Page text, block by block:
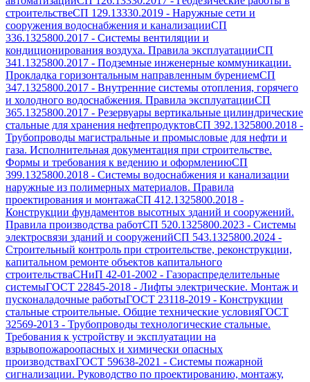
строительствеСП 129.13330.2019 - Наружные сети и
сооружения водоснабжения и канализацииСП
336.1325800.2017 - Системы вентиляции и
кондиционирования воздуха. Правила эксплуатацииСП
341.1325800.2017 - Подземные инженерные коммуникации.
Прокладка горизонтальным направленным бурениемСП
347.1325800.2017 - Внутренние системы отопления, горячего
и холодного водоснабжения. Правила эксплуатацииСП
365.1325800.2017 - Резервуары вертикальные цилиндрические
стальные для хранения нефтепродуктовСП 392.1325800.2018 -
Трубопроводы магистральные и промысловые для нефти и
газа. Исполнительная документация при строительстве.
Формы и требования к ведению и оформлениюСП
399.1325800.2018 - Системы водоснабжения и канализации
наружные из полимерных материалов. Правила
проектирования и монтажаСП 412.1325800.2018 -
Конструкции фундаментов высотных зданий и сооружений.
Правила производства работСП 520.1325800.2023 - Системы
электросвязи зданий и сооруженийСП 543.1325800.2024 -
Строительный контроль при строительстве, реконструкции,
капитальном ремонте объектов капитального
строительстваСНиП 42-01-2002 - Газораспределительные
системыГОСТ 22845-2018 - Лифты электрические. Монтаж и
пусконаладочные работыГОСТ 23118-2019 - Конструкции
стальные строительные. Общие технические условияГОСТ
32569-2013 - Трубопроводы технологические стальные.
Требования к устройству и эксплуатации на
взрывопожароопасных и химически опасных
производствахГОСТ 59638-2021 - Системы пожарной
сигнализации. Руководство по проектированию, монтажу,